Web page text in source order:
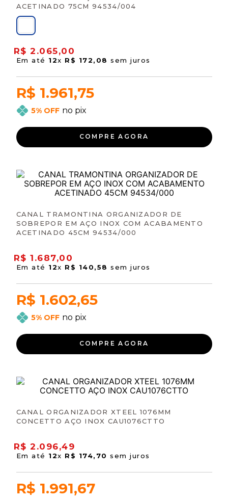
ACETINADO 75CM 94534/004
R$ 2 .065,00
Em até 12x R$ 172, 08 sem juros
R$ 1.961,75
5% OFF no pix
COMPRE AGORA
CANAL TRAMONTINA ORGANIZADOR DE
SOBREPOR EM AÇO INOX COM ACABAMENTO
ACETINADO 45CM 94534/000
R$ 1 .687,00
Em até 12x R$ 140,58 sem juros
R$ 1.602,65
5% OFF no pix
COMPRE AGORA
CANAL ORGANIZADOR XTEEL 1076MM
CONCETTO AÇO INOX CAU1076CTTO
R$ 2 .096,49
Em até 12x R$ 174, 70 sem juros
R$ 1.991,67